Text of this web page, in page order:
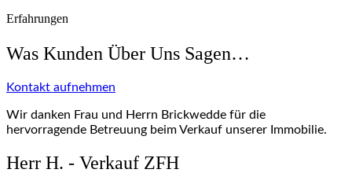
Erfahrungen
Was Kunden Über Uns Sagen…
Kontakt aufnehmen
Wir danken Frau und Herrn Brickwedde für die
hervorragende Betreuung beim Verkauf unserer Immobilie.
Herr H. - Verkauf ZFH